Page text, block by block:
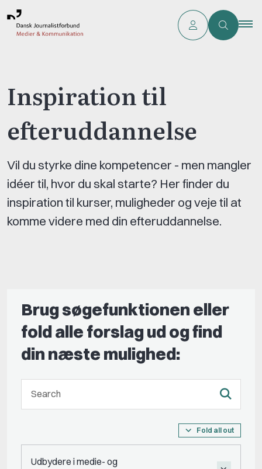
Inspiration til
efteruddannelse
Vil du styrke dine kompetencer - men mangler
idéer til, hvor du skal starte? Her finder du
inspiration til kurser, muligheder og veje til at
komme videre med din efteruddannelse.
Brug søgefunktionen eller
fold alle forslag ud og find
din næste mulighed:
Fold all out
Udbydere i medie- og